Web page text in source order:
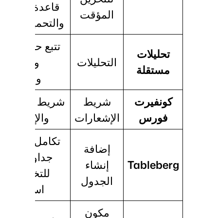
المؤقت
قاعدة
والتحميل
تحليلات
مستقلة
التحليلات
تتبع حركة
وأداء
وموقع
كونفيرت
فورس
شريط
الإشعارات
شريط
والإعلانات
Tableberg
إضافة
إنشاء
الجدول
تكامل
جداول قابلة
للتخصيص،
استجابة
مكون